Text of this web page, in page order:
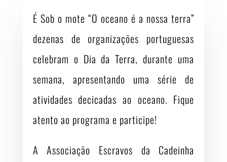
É Sob o mote “O oceano é a nossa terra”
dezenas de organizações portuguesas
celebram o Dia da Terra, durante uma
semana, apresentando uma série de
atividades decicadas ao oceano. Fique
atento ao programa e participe!
A Associação Escravos da Cadeinha